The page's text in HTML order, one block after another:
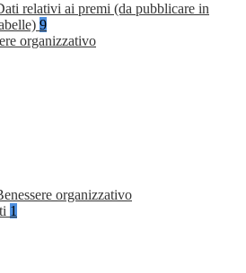
relativi ai premi (da pubblicare in
9
organizzativo
organizzativo
1